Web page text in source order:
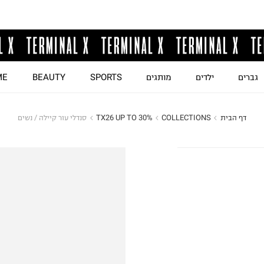
גברים ילדים מותגים SPORTS
BEAUTY
דף הבית COLLECTIONS
TX26 UP TO 30% סנדלי עור קיילה / נשים